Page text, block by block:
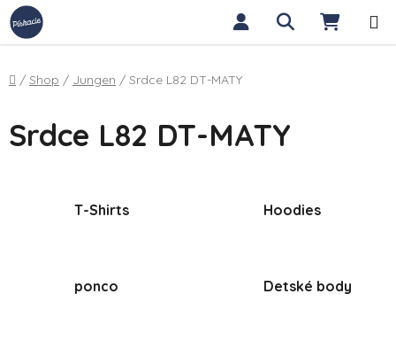
Zum Inhalt springen Suchen
Startseite
/ Shop / Jungen / Srdce L82 DT-MATY
Srdce L82 DT-MATY
T-Shirts Hoodies
ponco Detské body